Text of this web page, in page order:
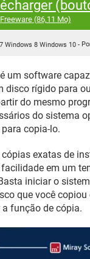
GMAIL
FACEBOOK
EXCEL
GMAIL
WHATSAPP
GMAIL
Freeware(86,11 Mo)
Windows 8 Windows 10-
é um software
disco rígido para
do mesmo
do sistema
copia-lo.
exatas de
em um
iniciar o
que você
função de cópia.